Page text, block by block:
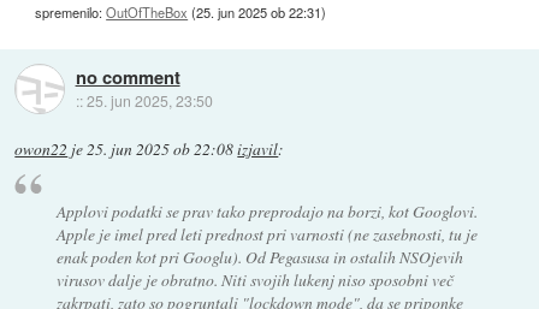
spremenilo:OutOfTheBox (25. jun 2025 ob 22:31)
no comment
::25. jun 2025, 23:50
owon22 je25. jun 2025 ob 22:08izjavil:
Applovi podatki se prav tako preprodajo na borzi, kot Googlovi.
Apple je imel pred leti prednost pri varnosti (ne zasebnosti, tu je
enak poden kot pri Googlu). Od Pegasusa in ostalih NSOjevih
virusov dalje je obratno. Niti svojih lukenj niso sposobni več
zakrpati, zato so pogruntali "lockdown mode", da se priponke